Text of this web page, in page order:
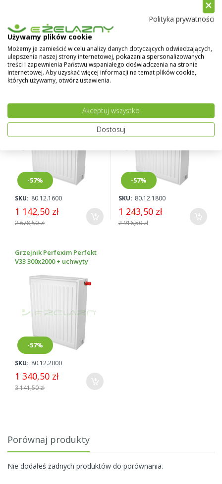
SKU: 80.12.1200
944,50 zł 2 215,50 zł 1 040,50 zł
2 438,50 zł
-57%
SKU: 80.12.1600
1 142,50 zł
2 678,50 zł
-57%
SKU: 80.12.1800
1 243,50 zł
2 916,50 zł
Grzejnik Perfexim Perfekt
V33 300x2000 + uchwyty
-57%
SKU: 80.12.2000
1 340,50 zł
3 141,50 zł
Porównaj produkty
Nie dodałeś żadnych produktów do porównania.
Polityka prywatności
Używamy plików cookie
Możemy je zamieścić w celu analizy danych dotyczących odwiedzających,
ulepszenia naszej strony internetowej, pokazania spersonalizowanych
treści i zapewnienia Państwu wspaniałego doświadczenia na stronie
internetowej. Aby uzyskać więcej informacji na temat plików cookie,
których używamy, otwórz ustawienia.
Akceptuj wszystko
Dostosuj